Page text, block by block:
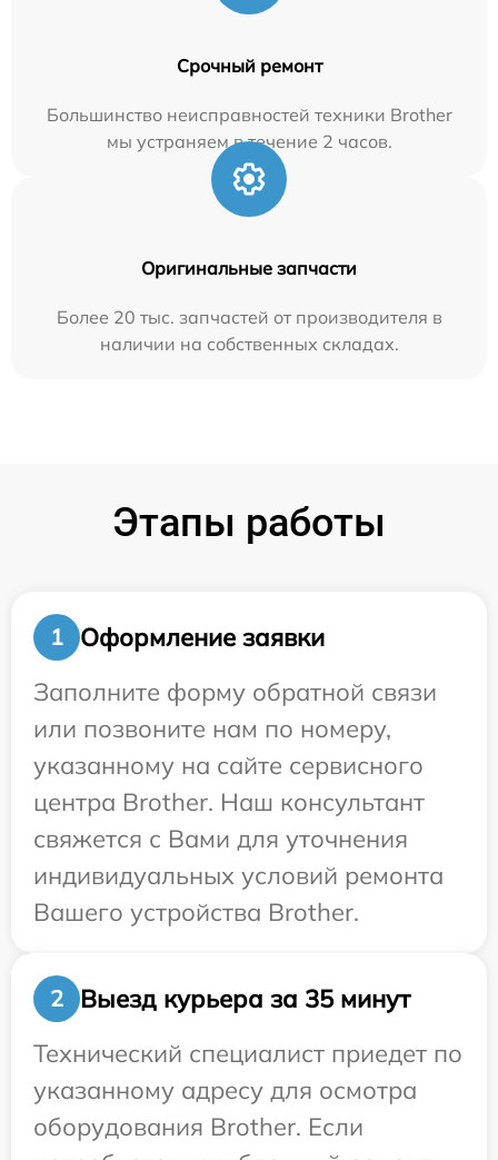
Срочный ремонт
Большинство неисправностей техники Brother
мы устраняем в течение 2 часов.
Оригинальные запчасти
Более 20 тыс. запчастей от производителя в
наличии на собственных складах.
Этапы работы
1
Оформление заявки
Заполните форму обратной связи
или позвоните нам по номеру,
указанному на сайте сервисного
центра Brother. Наш консультант
свяжется с Вами для уточнения
индивидуальных условий ремонта
Вашего устройства Brother.
2
Выезд курьера за 35 минут
Технический специалист приедет по
указанному адресу для осмотра
оборудования Brother. Если